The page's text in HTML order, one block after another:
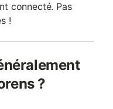
connecté. Pas
!
?